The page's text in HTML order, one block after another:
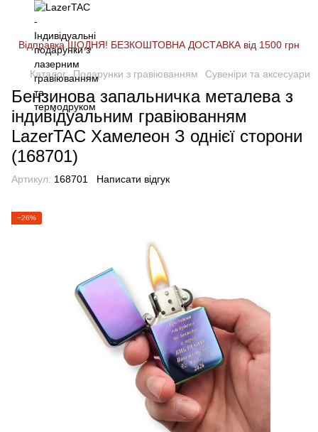
Відправка ЩОДНЯ! БЕЗКОШТОВНА ДОСТАВКА від 1500 грн
Каталог Подарунки з гравіюванням Сувеніри та аксесуари
Бензинова запальничка металева з
індивідуальним гравіюванням
LazerTAC Хамелеон З однієї сторони
(168701)
Артикул: 168701 Написати відгук
−26%